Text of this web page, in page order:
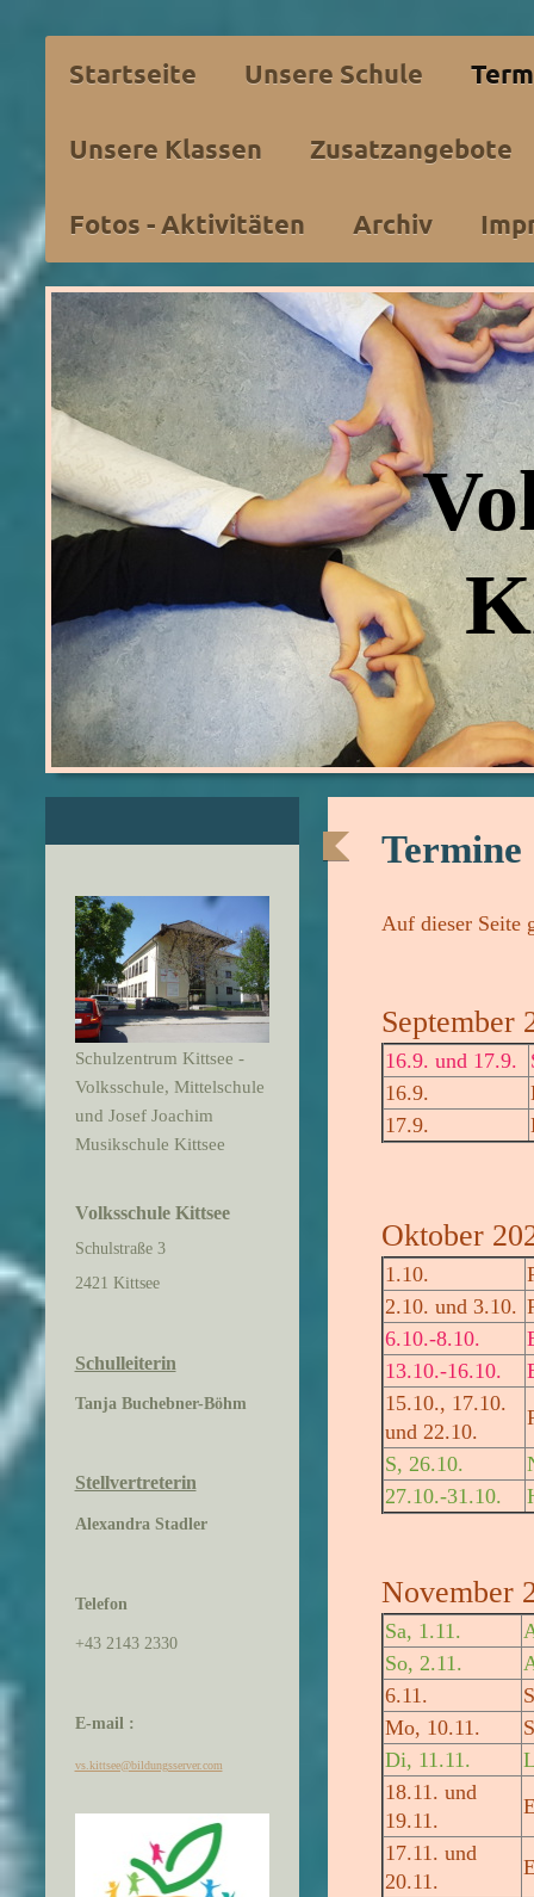
Startseite Unsere Schule
Unsere Klassen Zusatzangebote
Fotos - Aktivitäten Archiv
Termine
Auf dieser Seite
September
16.9. und 17.9.
16.9.
17.9.
Oktober
1.10.
2.10. und 3.10.
6.10.-8.10.
13.10.-16.10.
15.10., 17.10.
und 22.10.
S, 26.10.
27.10.-31.10.
November
Sa, 1.11.
So, 2.11.
6.11.
Mo, 10.11.
Di, 11.11.
18.11. und
19.11.
17.11. und
20.11.
Schulzentrum Kittsee -
Volksschule, Mittelschule
und Josef Joachim
Musikschule Kittsee
Volksschule Kittsee
Schulstraße 3
2421 Kittsee
Schulleiterin
Tanja Buchebner-Böhm
Stellvertreterin
Alexandra Stadler
Telefon
+43 2143 2330
E-mail :
vs.kittsee@bildungsserver.com